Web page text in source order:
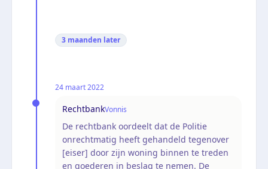
3 maanden later
24 maart 2022
RechtbankVonnis
De rechtbank oordeelt dat de Politie
onrechtmatig heeft gehandeld tegenover
[eiser] door zijn woning binnen te treden
en goederen in beslag te nemen. De